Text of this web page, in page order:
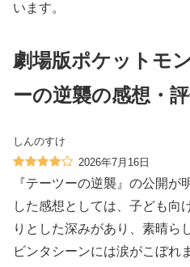
います。
劇場版ポケットモ
ーの逆襲の感想・
しんのすけ
2026年7月16日
『テーツーの逆襲』の公開
した感想としては、子ども向
りとした深みがあり、素晴ら
ビンタシーンには涙がこぼれ